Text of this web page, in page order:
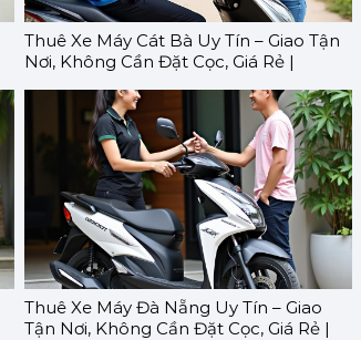
Thuê Xe Máy Cát Bà Uy Tín – Giao Tận
Nơi, Không Cần Đặt Cọc, Giá Rẻ |
Thuê Xe Máy Đà Nẵng Uy Tín – Giao
Tận Nơi, Không Cần Đặt Cọc, Giá Rẻ |